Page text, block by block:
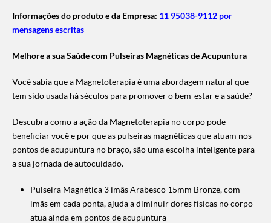
Informações do produto e da Empresa: 11 95038-9112 por
mensagens escritas
Melhore a sua Saúde com Pulseiras Magnéticas de Acupuntura
Você sabia que a Magnetoterapia é uma abordagem natural que
tem sido usada há séculos para promover o bem-estar e a saúde?
Descubra como a ação da Magnetoterapia no corpo pode
beneficiar você e por que as pulseiras magnéticas que atuam nos
pontos de acupuntura no braço, são uma escolha inteligente para
a sua jornada de autocuidado.
Pulseira Magnética 3 imãs Arabesco 15mm Bronze, com
imãs em cada ponta, ajuda a diminuir dores físicas no corpo
atua ainda em pontos de acupuntura